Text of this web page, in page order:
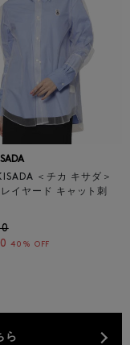
＜チカ キサダ＞
イヤード キャット刺
40% OFF
ら